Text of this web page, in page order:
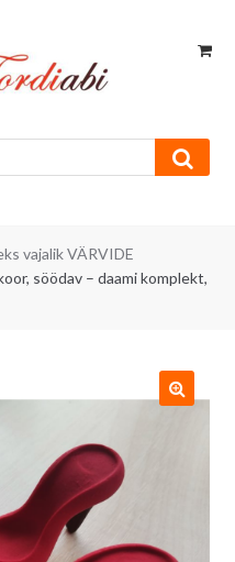
vajalik VÄRVIDE
söödav – daami komplekt,